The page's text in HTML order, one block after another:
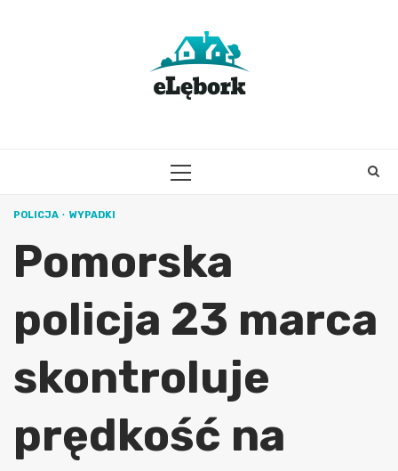
PRIMARY
POLICJA WYPADKI
Pomorska
policja 23 marca
skontroluje
prędkość na